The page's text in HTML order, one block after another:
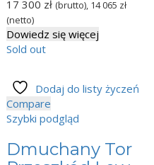
17 300 zł (brutto), 14 065 zł
(netto)
Dowiedz się więcej
Sold out
Dodaj do listy życzeń
Compare
Szybki podgląd
Dmuchany Tor